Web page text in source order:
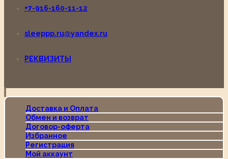
+7-916-160-11-12
sleeppp.ru@yandex.ru
РЕКВИЗИТЫ
Доставка и Оплата
Обмен и возврат
Договор-оферта
Избранное
Регистрация
Мой аккаунт